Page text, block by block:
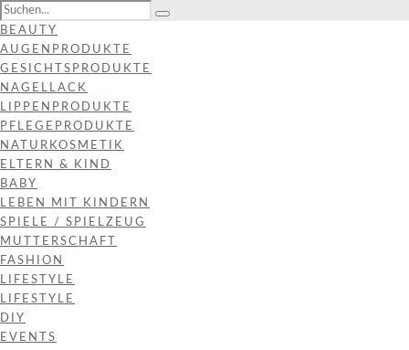
BEAUTY
AUGENPRODUKTE
GESICHTSPRODUKTE
NAGELLACK
LIPPENPRODUKTE
PFLEGEPRODUKTE
NATURKOSMETIK
ELTERN & KIND
BABY
LEBEN MIT KINDERN
SPIELE / SPIELZEUG
MUTTERSCHAFT
FASHION
LIFESTYLE
LIFESTYLE
DIY
EVENTS